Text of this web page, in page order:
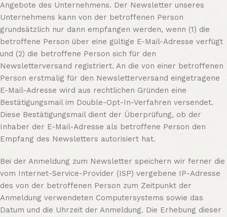
Angebote des Unternehmens. Der Newsletter unseres
Unternehmens kann von der betroffenen Person
grundsätzlich nur dann empfangen werden, wenn (1) die
betroffene Person über eine gültige E-Mail-Adresse verfügt
und (2) die betroffene Person sich für den
Newsletterversand registriert. An die von einer betroffenen
Person erstmalig für den Newsletterversand eingetragene
E-Mail-Adresse wird aus rechtlichen Gründen eine
Bestätigungsmail im Double-Opt-In-Verfahren versendet.
Diese Bestätigungsmail dient der Überprüfung, ob der
Inhaber der E-Mail-Adresse als betroffene Person den
Empfang des Newsletters autorisiert hat.
Bei der Anmeldung zum Newsletter speichern wir ferner die
vom Internet-Service-Provider (ISP) vergebene IP-Adresse
des von der betroffenen Person zum Zeitpunkt der
Anmeldung verwendeten Computersystems sowie das
Datum und die Uhrzeit der Anmeldung. Die Erhebung dieser